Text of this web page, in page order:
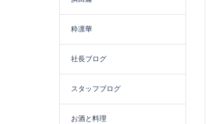
粋凛華
社長ブログ
スタッフブログ
お酒と料理